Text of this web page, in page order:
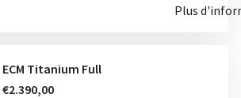
Plus
ECM Titanium Full
€2.390,00